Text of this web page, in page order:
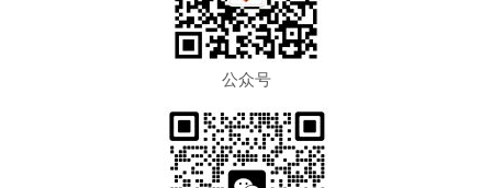
公众号